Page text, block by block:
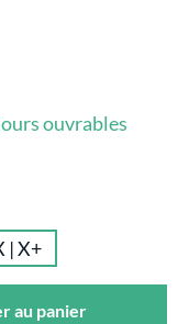
ouvrables
le moment.)
| X+
au panier